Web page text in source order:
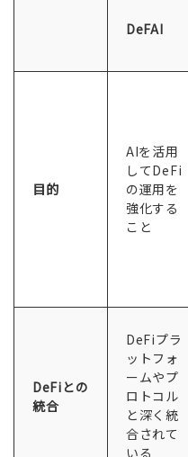
DeFAI
目的
AIを活用
してDeFi
の運用を
強化する
こと
DeFiとの
統合
DeFiプラ
ットフォ
ームやプ
ロトコル
と深く統
合されて
いる